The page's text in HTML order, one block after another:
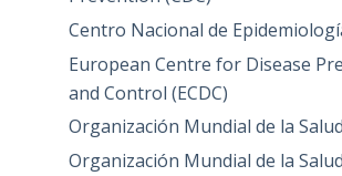
Centro Nacional de
European Centre for Disease
and Control (ECDC)
Organización Mundial de la
Organización Mundial de la